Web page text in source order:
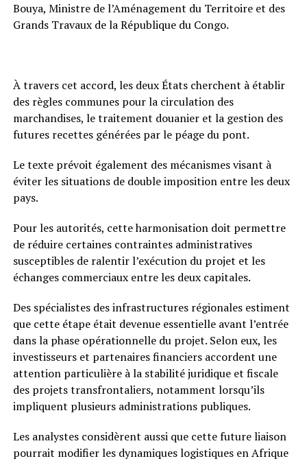
Bouya, Ministre de l’Aménagement du Territoire et des
Grands Travaux de la République du Congo.
À travers cet accord, les deux États cherchent à établir
des règles communes pour la circulation des
marchandises, le traitement douanier et la gestion des
futures recettes générées par le péage du pont.
Le texte prévoit également des mécanismes visant à
éviter les situations de double imposition entre les deux
pays.
Pour les autorités, cette harmonisation doit permettre
de réduire certaines contraintes administratives
susceptibles de ralentir l’exécution du projet et les
échanges commerciaux entre les deux capitales.
Des spécialistes des infrastructures régionales estiment
que cette étape était devenue essentielle avant l’entrée
dans la phase opérationnelle du projet. Selon eux, les
investisseurs et partenaires financiers accordent une
attention particulière à la stabilité juridique et fiscale
des projets transfrontaliers, notamment lorsqu’ils
impliquent plusieurs administrations publiques.
Les analystes considèrent aussi que cette future liaison
pourrait modifier les dynamiques logistiques en Afrique